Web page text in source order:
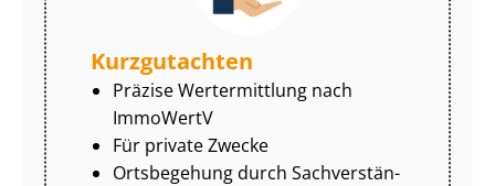
Kurzgutachten
Präzise Wertermittlung nach
ImmoWertV
Für private Zwecke
Ortsbegehung durch Sach­ver­stän­